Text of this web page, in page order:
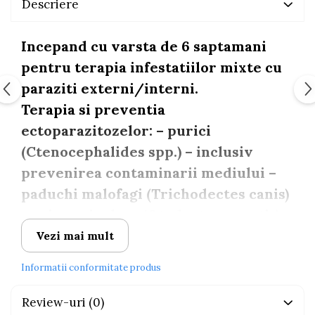
Descriere
Incepand cu varsta de 6 saptamani
pentru terapia infestatiilor mixte cu
paraziti externi/interni.
Terapia si preventia
ectoparazitozelor: – purici
(Ctenocephalides spp.) – inclusiv
prevenirea contaminarii mediului –
paduchi malofagi (Trichodectes canis)
– raia auriculara (Otodectes cynotis) –
raia sarcoptica (Sarcoptes scabiei)
Terapia nematodozelor: – viermi
intestinali rotunzi (Toxocara canis) –
prevenirea dirofilariozei cardio-
Vezi mai mult
Informatii conformitate produs
Review-uri (0)